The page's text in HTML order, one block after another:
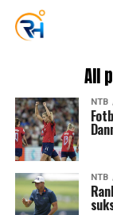
All
NTB
NTB